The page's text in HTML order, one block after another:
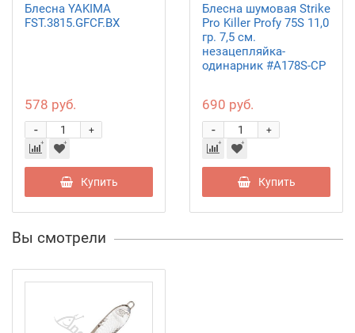
Блесна YAKIMA
FST.3815.GFCF.BX
578 руб.
+
-
Купить
Блесна шумовая Strike
Pro Killer Profy 75S 11,0
гр. 7,5 см.
незацепляйка-
одинарник #A178S-CP
690 руб.
+
-
Купить
Вы смотрели